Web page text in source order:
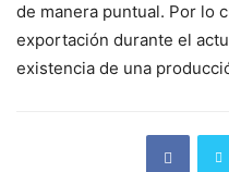
de manera puntual. Por lo
exportación durante el
existencia de una